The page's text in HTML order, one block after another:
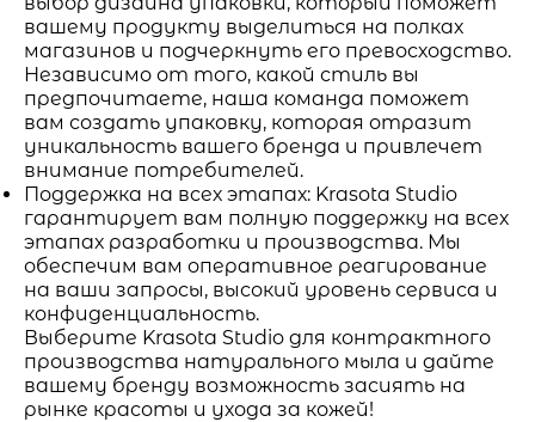
вашему продукту выделиться на полках
магазинов и подчеркнуть его превосходство.
Независимо от того, какой стиль вы
предпочитаете, наша команда поможет
вам создать упаковку, которая отразит
уникальность вашего бренда и привлечет
внимание потребителей.
Поддержка на всех этапах: Krasota Studio
гарантирует вам полную поддержку на всех
этапах разработки и производства. Мы
обеспечим вам оперативное реагирование
на ваши запросы, высокий уровень сервиса и
конфиденциальность.
Выберите Krasota Studio для контрактного
производства натурального мыла и дайте
вашему бренду возможность засиять на
рынке красоты и ухода за кожей!